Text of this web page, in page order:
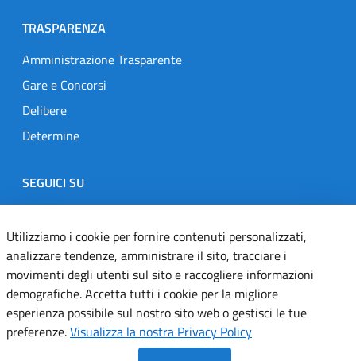
TRASPARENZA
Amministrazione Trasparente
Gare e Concorsi
Delibere
Determine
SEGUICI SU
Designers Italia
TwitterInstagramYoutubeLinkedin
Dichiarazione di accessibilità
Informativa cookie
Utilizziamo i cookie per fornire contenuti personalizzati,
analizzare tendenze, amministrare il sito, tracciare i
movimenti degli utenti sul sito e raccogliere informazioni
demografiche. Accetta tutti i cookie per la migliore
esperienza possibile sul nostro sito web o gestisci le tue
preferenze.Visualizza la nostra Privacy Policy